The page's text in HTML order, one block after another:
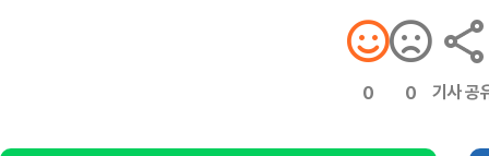
0 0 기사 공